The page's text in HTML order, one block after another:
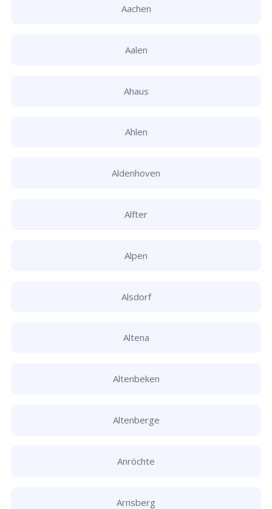
Aachen
Aalen
Ahaus
Ahlen
Aldenhoven
Alfter
Alpen
Alsdorf
Altena
Altenbeken
Altenberge
Anröchte
Arnsberg